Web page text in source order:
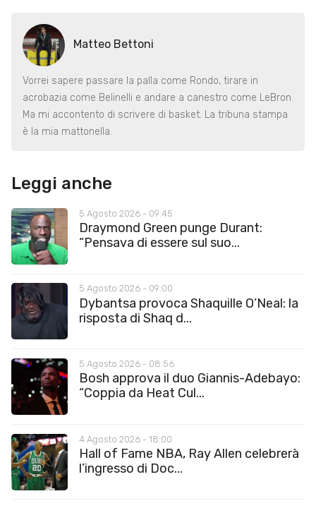
Matteo Bettoni
Vorrei sapere passare la palla come Rondo, tirare in
acrobazia come Belinelli e andare a canestro come LeBron.
Ma mi accontento di scrivere di basket. La tribuna stampa
è la mia mattonella.
Leggi anche
5 Agosto 2026 - 09:45
Draymond Green punge Durant:
“Pensava di essere sul suo...
5 Agosto 2026 - 09:00
Dybantsa provoca Shaquille O’Neal: la
risposta di Shaq d...
5 Agosto 2026 - 08:56
Bosh approva il duo Giannis-Adebayo:
“Coppia da Heat Cul...
4 Agosto 2026 - 18:00
Hall of Fame NBA, Ray Allen celebrerà
l’ingresso di Doc...